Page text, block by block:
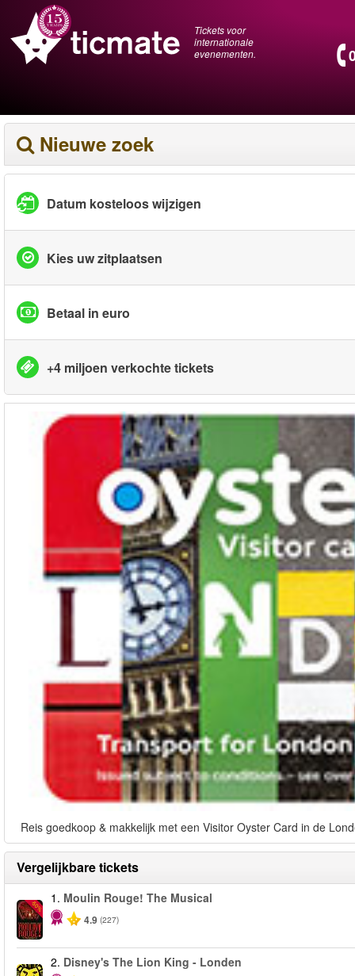
Tickets voor
internationale
evenementen.
Nieuwe zoek
Datum kosteloos wijzigen
Kies uw zitplaatsen
Betaal in euro
+4 miljoen verkochte tickets
Reis goedkoop & makkelijk met een Visitor Oyster Card in de
Vergelijkbare tickets
-50%
1. Moulin Rouge! The Musical
4.9 (227)
2. Disney's The Lion King - Londen